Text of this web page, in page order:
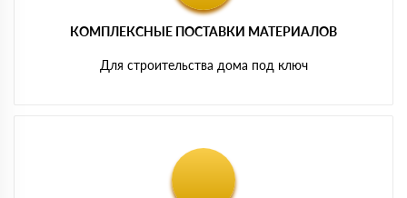
КОМПЛЕКСНЫЕ ПОСТАВКИ МАТЕРИАЛОВ
Для строительства дома под ключ